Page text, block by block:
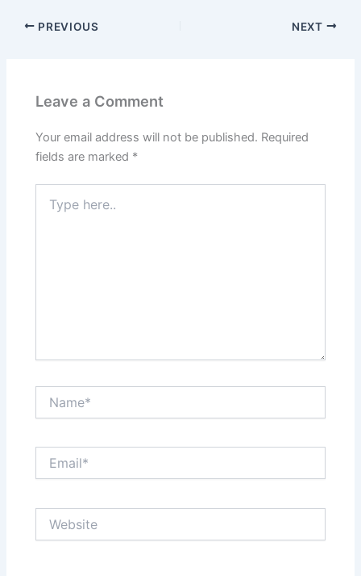
PREVIOUS NEXT
Leave a Comment
Your email address will not be published. Required
fields are marked *
here..